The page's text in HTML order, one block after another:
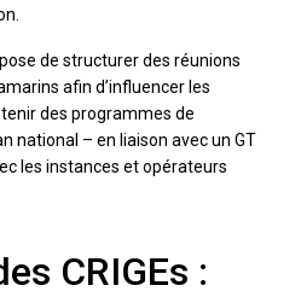
de structurer des réunions
afin d’influencer les
des programmes de
national – en liaison avec un GT
les instances et opérateurs
CRIGEs :